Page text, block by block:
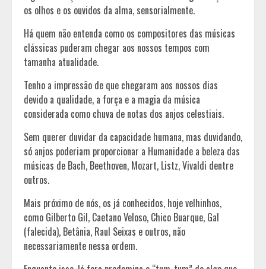
os olhos e os ouvidos da alma, sensorialmente.
Há quem não entenda como os compositores das músicas
clássicas puderam chegar aos nossos tempos com
tamanha atualidade.
Tenho a impressão de que chegaram aos nossos dias
devido a qualidade, a força e a magia da música
considerada como chuva de notas dos anjos celestiais.
Sem querer duvidar da capacidade humana, mas duvidando,
só anjos poderiam proporcionar a Humanidade a beleza das
músicas de Bach, Beethoven, Mozart, Listz, Vivaldi dentre
outros.
Mais próximo de nós, os já conhecidos, hoje velhinhos,
como Gilberto Gil, Caetano Veloso, Chico Buarque, Gal
(falecida), Betânia, Raul Seixas e outros, não
necessariamente nessa ordem.